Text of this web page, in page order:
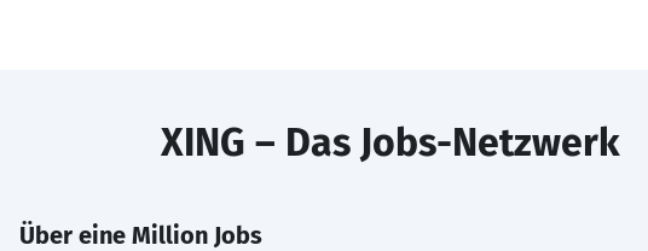
XING – Das Jobs-Netzwerk
Über eine Million Jobs